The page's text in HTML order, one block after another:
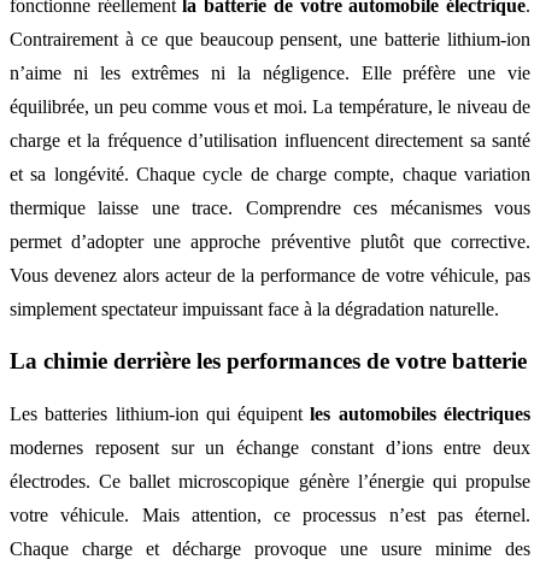
fonctionne réellementla batterie de votre automobile électrique.
Contrairement à ce que beaucoup pensent, une batterie lithium-ion
n’aime ni les extrêmes ni la négligence. Elle préfère une vie
équilibrée, un peu comme vous et moi. La température, le niveau de
charge et la fréquence d’utilisation influencent directement sa santé
et sa longévité. Chaque cycle de charge compte, chaque variation
thermique laisse une trace. Comprendre ces mécanismes vous
permet d’adopter une approche préventive plutôt que corrective.
Vous devenez alors acteur de la performance de votre véhicule, pas
simplement spectateur impuissant face à la dégradation naturelle.
La chimie derrière les performances de votre batterie
Les batteries lithium-ion qui équipentles automobiles électriques
modernes reposent sur un échange constant d’ions entre deux
électrodes. Ce ballet microscopique génère l’énergie qui propulse
votre véhicule. Mais attention, ce processus n’est pas éternel.
Chaque charge et décharge provoque une usure minime des